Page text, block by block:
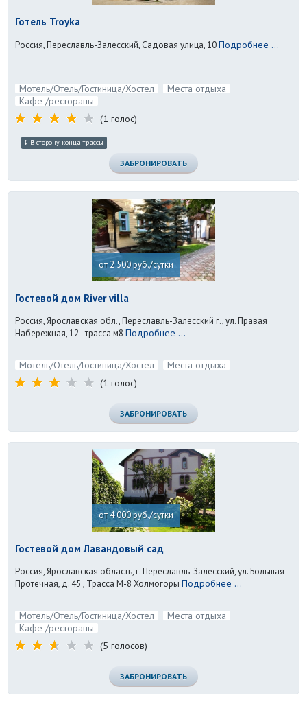
Готель Troyka
Россия, Переславль-Залесский, Садовая улица, 10Подробнее ...
Мотель/Отель/Гостиница/Хостел
Места отдыха
Кафе /рестораны
(1 голос)
В сторону конца трассы
ЗАБРОНИРОВАТЬ
от 2 500 руб./сутки
Гостевой дом River villa
Россия, Ярославская обл., Переславль-Залесский г., ул. Правая
Набережная, 12 - трасса м8 Подробнее ...
Мотель/Отель/Гостиница/Хостел
Места отдыха
(1 голос)
ЗАБРОНИРОВАТЬ
от 4 000 руб./сутки
Гостевой дом Лавандовый сад
Россия, Ярославская область, г. Переславль-Залесский, ул. Большая
Протечная, д. 45 , Трасса М-8 Холмогоры Подробнее ...
Мотель/Отель/Гостиница/Хостел
Места отдыха
Кафе /рестораны
(5 голосов)
ЗАБРОНИРОВАТЬ